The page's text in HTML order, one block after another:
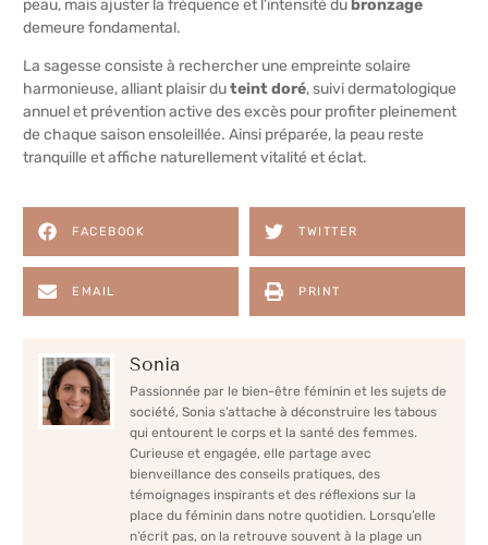
peau, mais ajuster la fréquence et l’intensité du bronzage
demeure fondamental.
La sagesse consiste à rechercher une empreinte solaire
harmonieuse, alliant plaisir duteint doré, suivi dermatologique
annuel et prévention active des excès pour profiter pleinement
de chaque saison ensoleillée. Ainsi préparée, la peau reste
tranquille et affiche naturellement vitalité et éclat.
FACEBOOK TWITTER
EMAIL PRINT
Sonia
Passionnée par le bien-être féminin et les sujets de
société, Sonia s’attache à déconstruire les tabous
qui entourent le corps et la santé des femmes.
Curieuse et engagée, elle partage avec
bienveillance des conseils pratiques, des
témoignages inspirants et des réflexions sur la
place du féminin dans notre quotidien. Lorsqu’elle
n’écrit pas, on la retrouve souvent à la plage un